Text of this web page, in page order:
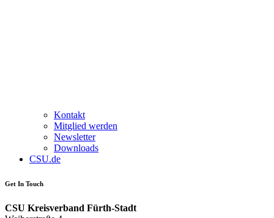
Kontakt
Mitglied werden
Newsletter
Downloads
CSU.de
Get In Touch
CSU Kreisverband Fürth-Stadt